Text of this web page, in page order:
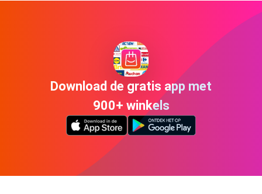
Download de gratis app met
900+ winkels